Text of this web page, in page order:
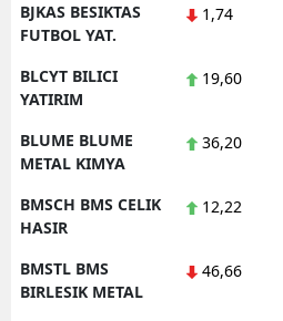
BJKAS BESIKTAS
FUTBOL YAT.
1,74
BLCYT BILICI
YATIRIM
19,60
BLUME BLUME
METAL KIMYA
36,20
BMSCH BMS CELIK
HASIR
12,22
BMSTL BMS
BIRLESIK METAL
46,66